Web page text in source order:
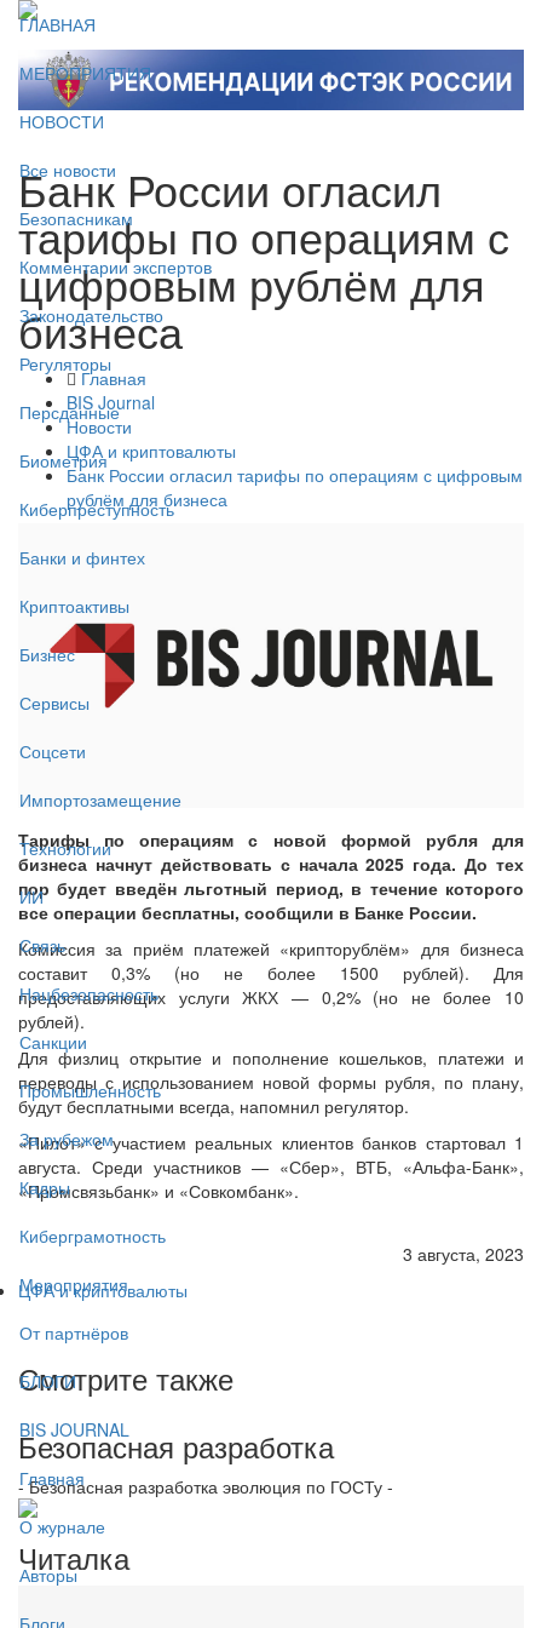
ГЛАВНАЯ
МЕРОПРИЯТИЯ
НОВОСТИ
Все новости
Безопасникам
Комментарии экспертов
Законодательство
Регуляторы
Персданные
Биометрия
Киберпреступность
Банки и финтех
Криптоактивы
Бизнес
Сервисы
Соцсети
Импортозамещение
Технологии
ИИ
Связь
Нацбезопасность
Санкции
Промышленность
За рубежом
Кадры
Киберграмотность
Мероприятия
От партнёров
БЛОГИ
BIS JOURNAL
Главная
О журнале
Авторы
Блоги
Банк России огласил
тарифы по операциям с
цифровым рублём для
бизнеса
Главная
BIS Journal
Новости
ЦФА и криптовалюты
Банк России огласил тарифы по операциям с цифровым
рублём для бизнеса
Тарифы по операциям с новой формой рубля для
бизнеса начнут действовать с начала 2025 года. До тех
пор будет введён льготный период, в течение которого
все операции бесплатны, сообщили в Банке России.
Комиссия за приём платежей «крипторублём» для бизнеса
составит 0,3% (но не более 1500 рублей). Для
предоставляющих услуги ЖКХ — 0,2% (но не более 10
рублей).
Для физлиц открытие и пополнение кошельков, платежи и
переводы с использованием новой формы рубля, по плану,
будут бесплатными всегда, напомнил регулятор.
«Пилот» с участием реальных клиентов банков стартовал 1
августа. Среди участников — «Сбер», ВТБ, «Альфа-Банк»,
«Промсвязьбанк» и «Совкомбанк».
3 августа, 2023
ЦФА и криптовалюты
Смотрите также
Безопасная разработка
- Безопасная разработка эволюция по ГОСТу -
Читалка